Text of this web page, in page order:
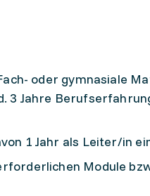
oder gymnasiale
3 Jahre
1 Jahr als Leiter/in
Module